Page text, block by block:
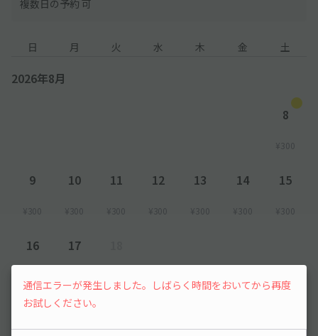
複数日の予約 可
日 月 火 水 木 金 土
2026年8月
8
¥300
9
¥300
10
¥300
11
¥300
12
¥300
13
¥300
14
¥300
15
¥300
16 17
通信エラーが発生しました。しばらく時間をおいてから再度
お試しください。